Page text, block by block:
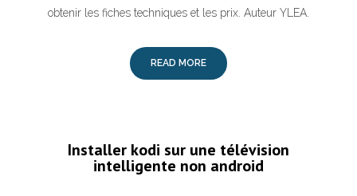
obtenir les fiches techniques et les prix. Auteur YLEA.
READ MORE
Installer kodi sur une télévision
intelligente non android